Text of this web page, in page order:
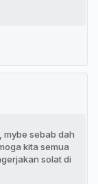
mybe sebab dah
kita semua
solat di